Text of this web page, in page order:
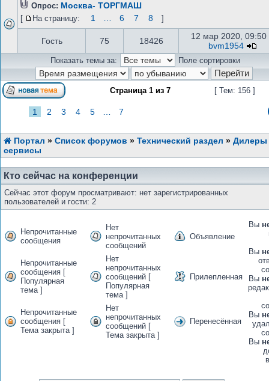
Опрос: Москва- ТОРГМАШ
[ На страницу: 1 6 7 8 ]
Гость 75 18426
12 мар 2020, 09:50
bvm1954
Показать темы за: Поле сортировки
Страница 1 из 7 [ Тем: 156 ]
1 2 3 4 5 7
Портал » Список форумов » Технический раздел » Дилеры
сервисы
Кто сейчас на конференции
Сейчас этот форум просматривают: нет зарегистрированных
пользователей и гости: 2
Непрочитанные
сообщения
Нет
непрочитанных
сообщений
Объявление
Непрочитанные
сообщения [
Популярная
тема ]
Нет
непрочитанных
сообщений [
Популярная
тема ]
Прилепленная
Непрочитанные
сообщения [
Тема закрыта ]
Нет
непрочитанных
сообщений [
Тема закрыта ]
Перенесённая
Вы
Вы
Вы
Вы
Вы